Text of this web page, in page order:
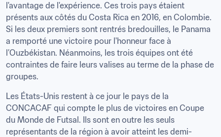
l'avantage de l'expérience. Ces trois pays étaient
présents aux côtés du Costa Rica en 2016, en Colombie.
Si les deux premiers sont rentrés bredouilles, le Panama
a remporté une victoire pour l'honneur face à
l’Ouzbékistan. Néanmoins, les trois équipes ont été
contraintes de faire leurs valises au terme de la phase de
groupes.
Les États-Unis restent à ce jour le pays de la
CONCACAF qui compte le plus de victoires en Coupe
du Monde de Futsal. Ils sont en outre les seuls
représentants de la région à avoir atteint les demi-